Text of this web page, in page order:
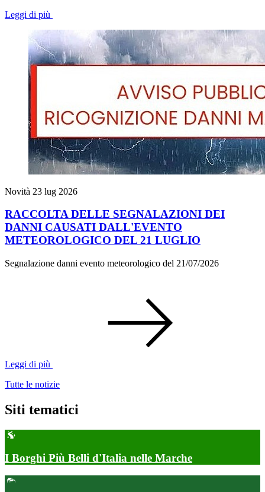
Leggi di più
Novità 23 lug 2026
RACCOLTA DELLE SEGNALAZIONI DEI
DANNI CAUSATI DALL'EVENTO
METEOROLOGICO DEL 21 LUGLIO
Segnalazione danni evento meteorologico del 21/07/2026
Leggi di più
Tutte le notizie
Siti tematici
I Borghi Più Belli d'Italia nelle Marche